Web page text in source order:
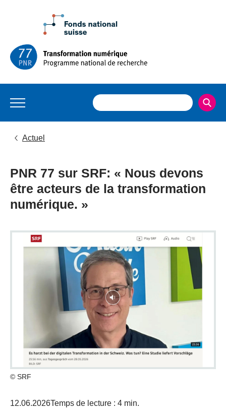
Actuel
PNR 77 sur SRF: « Nous devons
être acteurs de la transformation
numérique. »
© SRF
12.06.2026Temps de lecture : 4 min.